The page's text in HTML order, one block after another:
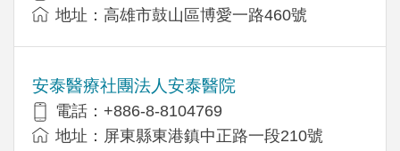
地址：高雄市鼓山區博愛一路460號
安泰醫療社團法人安泰醫院
電話：+886-8-8104769
地址：屏東縣東港鎮中正路一段210號